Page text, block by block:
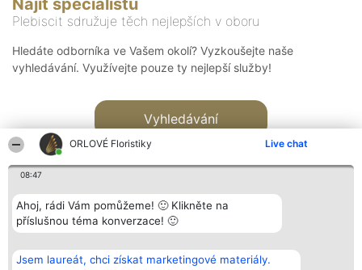
ORLOVÉ Floristiky Live chat
08:47
Ahoj, rádi Vám pomůžeme! 🙂 Klikněte na
příslušnou téma konverzace! 🙂
Jsem laureát, chci získat marketingové materiály.
Najít specialistu
Plebiscit sdružuje těch nejlepších v oboru
Hledáte odborníka ve Vašem okolí? Vyzkoušejte naše
vyhledávání. Využívejte pouze ty nejlepší služby!
Vyhledávání
Bright Side Solutions sp. z o.
o. sp. k.
Vítězové
Seznam všech
Kontakt